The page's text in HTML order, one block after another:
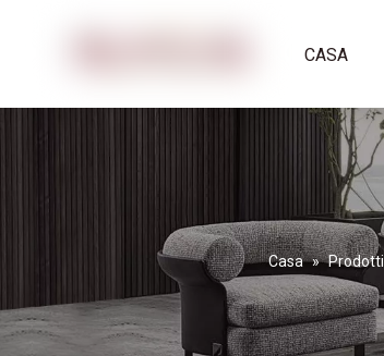
CASA
Casa » Prodotti